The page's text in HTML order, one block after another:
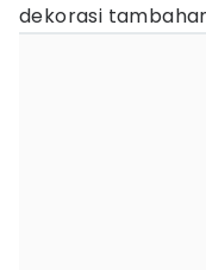
dekorasi